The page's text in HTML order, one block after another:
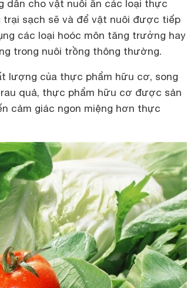
dân cho vật nuôi ăn các loại thực
sạch sẽ và để vật nuôi được tiếp
các loại hoóc môn tăng trưởng hay
trong nuôi trồng thông thường.
lượng của thực phẩm hữu cơ, song
quả, thực phẩm hữu cơ được sản
cảm giác ngon miệng hơn thực